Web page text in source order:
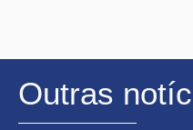
Outras